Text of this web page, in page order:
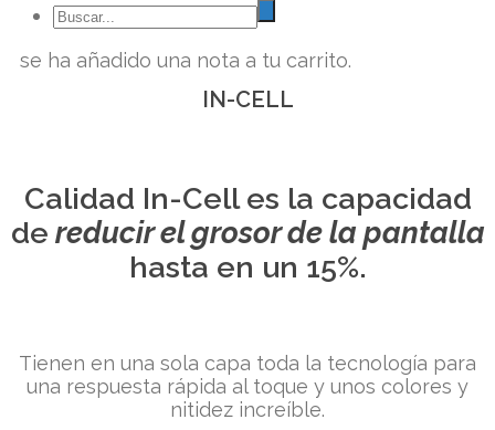
se ha añadido una nota a tu carrito.
IN-CELL
Calidad In-Cell es la capacidad
de reducir el grosor de la pantalla
hasta en un 15%.
Tienen en una sola capa toda la tecnología para
una respuesta rápida al toque y unos colores y
nitidez increíble.